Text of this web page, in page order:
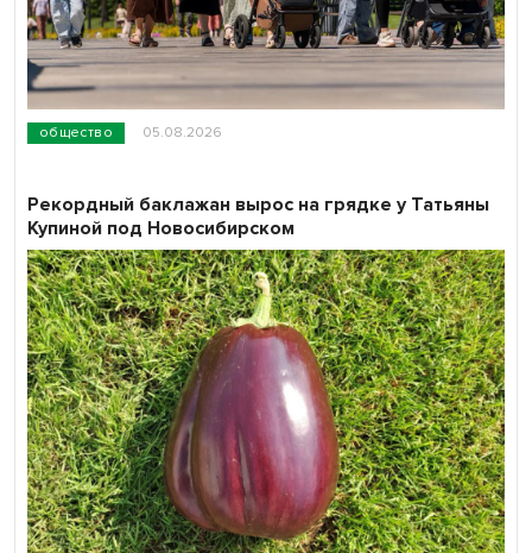
общество 05.08.2026
Рекордный баклажан вырос на грядке у Татьяны
Купиной под Новосибирском